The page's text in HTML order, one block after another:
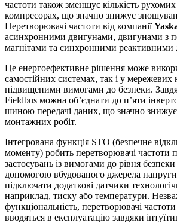
частоти також зменшує кількість
компресорах, що значно знижує
Перетворювачі частоти від компанії
асинхронними двигунами, двигунами з
магнітами та синхронними реактивними
Це енергоефективне рішення може
самостійних системах, так і у мережевих
підвищеними вимогами до безпеки.
Fieldbus можна об’єднати до п’яти
шиною передачі даних, що значно знижує
монтажних робіт.
Інтегрована функція STO (безпечне
моменту) робить перетворювачі частоти
застосувань із вимогами до рівня
допомогою вбудованого джерела
підключати додаткові датчики
наприклад, тиску або температури.
функціональність, перетворювачі
вводяться в експлуатацію завдяки